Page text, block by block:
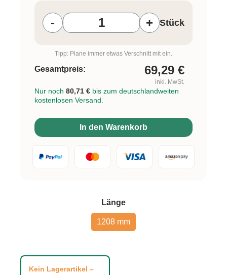
Kein Lagerartikel –
Längeauswählen
1208 mm
- + Stück
Tipp: Plane immer etwas Verschnitt mit ein.
Gesamtpreis: 69,29 €
inkl. MwSt.
Nur noch 80,71 € bis zum deutschlandweiten
kostenlosen Versand.
In den Warenkorb